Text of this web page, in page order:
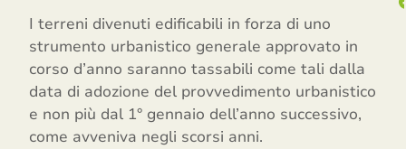
I terreni divenuti edificabili in forza di uno
strumento urbanistico generale approvato in
corso d’anno saranno tassabili come tali dalla
data di adozione del provvedimento urbanistico
e non più dal 1° gennaio dell’anno successivo,
come avveniva negli scorsi anni.